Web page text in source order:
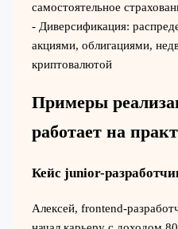
самостоятельное
- Диверсификация:
акциями, облигациями,
криптовалютой
Примеры
работает на
Кейс junior-
Алексей, frontend-